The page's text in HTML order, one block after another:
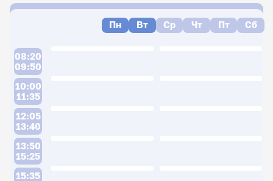
Пн Вт Ср Чт Пт Сб
08:20
09:50
10:00
11:35
12:05
13:40
13:50
15:25
15:35